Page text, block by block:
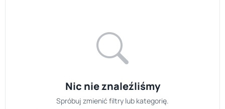
Nic nie znaleźliśmy
Spróbuj zmienić filtry lub kategorię.